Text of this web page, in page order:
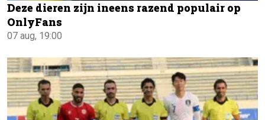
Deze dieren zijn ineens razend populair op
OnlyFans
07 aug, 19:00